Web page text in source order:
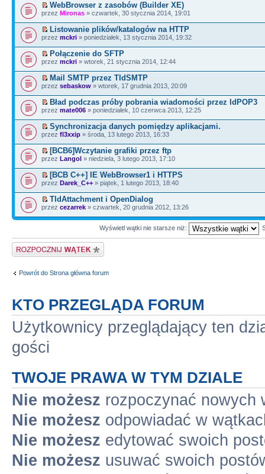
WebBrowser z zasobów (Builder XE)
przez Mironas » czwartek, 30 stycznia 2014, 19:01
Listowanie plików/katalogów na HTTP
przez mckri » poniedziałek, 13 stycznia 2014, 19:32
Połączenie do SFTP
przez mckri » wtorek, 21 stycznia 2014, 12:44
Mail SMTP przez TIdSMTP
przez sebaskow » wtorek, 17 grudnia 2013, 20:09
Bład podczas próby pobrania wiadomości przez IdPOP3
przez mate006 » poniedziałek, 10 czerwca 2013, 12:25
Synchronizacja danych pomiędzy aplikacjami.
przez fl3xxip » środa, 13 lutego 2013, 16:33
[BCB6]Wczytanie grafiki przez ftp
przez Langol » niedziela, 3 lutego 2013, 17:10
[BCB C++] IE WebBrowser1 i HTTPS
przez Darek_C++ » piątek, 1 lutego 2013, 18:40
TIdAttachment i OpenDialog
przez cezarrek » czwartek, 20 grudnia 2012, 13:26
Wyświetl wątki nie starsze niż:
Napisz wątek
Powrót do Strona główna forum
KTO PRZEGLĄDA FORUM
Użytkownicy przeglądający ten
gości
TWOJE PRAWA W TYM DZIALE
Nie możesz rozpoczynać nowych
Nie możesz odpowiadać w
Nie możesz edytować swoich
Nie możesz usuwać swoich